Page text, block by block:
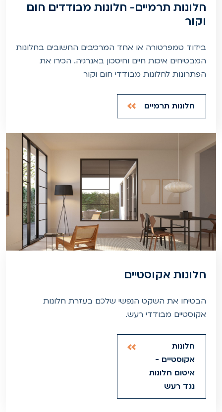
חלונות תרמיים- חלונות מבודדים חום
וקור
בידוד טמפרטורה או אחד המרכיבים החשובים בחלונות
המבטיחים איכות חיים וחיסכון באנרגיה. הכירו את
הפתרונות לחלונות מבודדי חום וקור
חלונות תרמיים
חלונות אקוסטיים
הבטיחו את השקט הנפשי שלכם בעזרת חלונות
אקוסטיים מבודדי רעש.
חלונות
אקוסטיים -
איטום חלונות
נגד רעש